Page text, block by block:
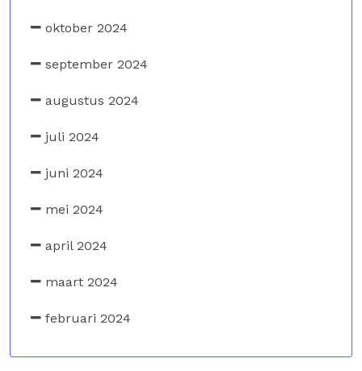
oktober 2024
september 2024
augustus 2024
juli 2024
juni 2024
mei 2024
april 2024
maart 2024
februari 2024